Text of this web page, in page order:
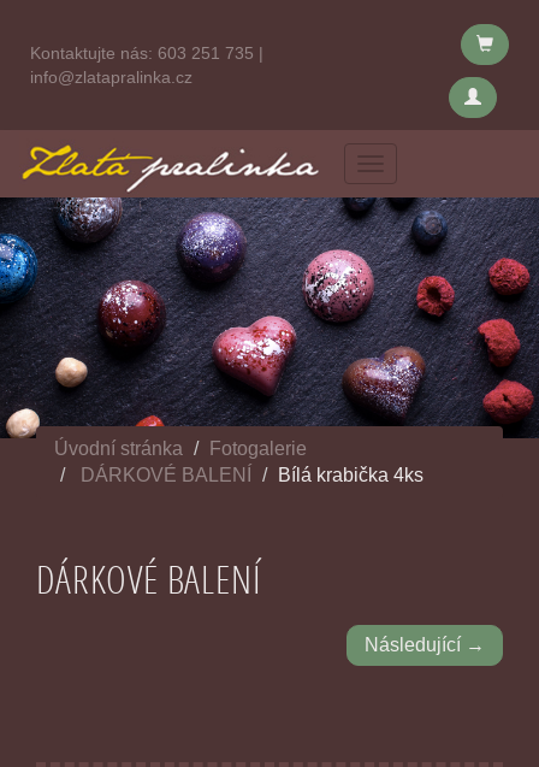
Kontaktujte nás: 603 251 735 |
info@zlatapralinka.cz
Menu
Úvodní stránka
Fotogalerie
DÁRKOVÉ BALENÍ
Bílá krabička 4ks
DÁRKOVÉ BALENÍ
Následující →